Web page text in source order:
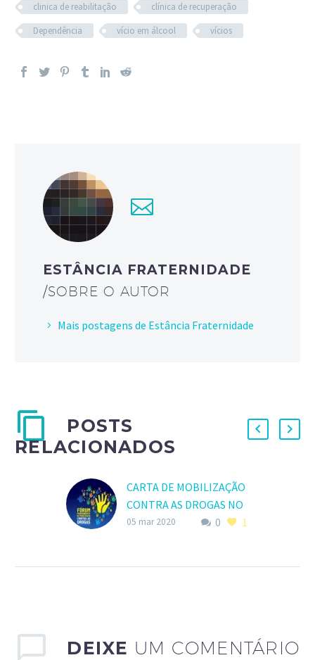
clinica de reabilitação
clínica de recuperação
Dependência
vício em álcool vícios
ESTÂNCIA FRATERNIDADE
/SOBRE O AUTOR
Mais postagens de Estância Fraternidade
POSTS
RELACIONADOS
CARTA DE MOBILIZAÇÃO
CONTRA AS DROGAS NO
BRASIL
0 1
05 mar 2020
DEIXE UM COMENTÁRIO